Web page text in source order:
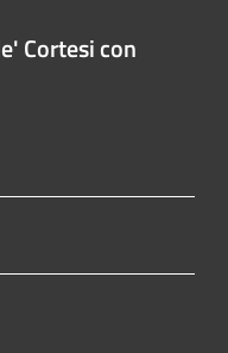
Cortesi con